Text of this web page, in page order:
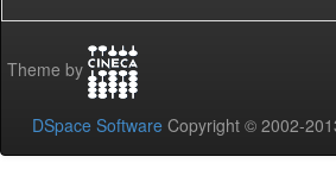
Theme by
DSpace Software Copyright © 2002-